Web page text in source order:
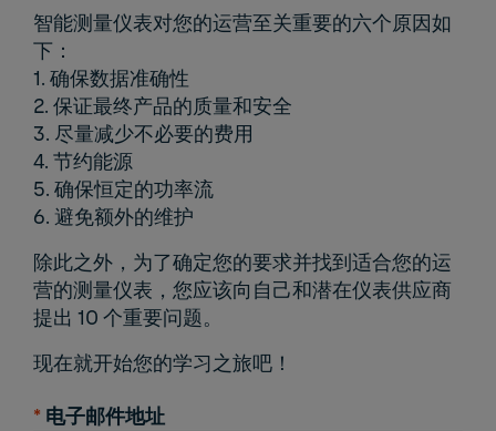
智能测量仪表对您的运营至关重要的六个原因如
下：
1. 确保数据准确性
2. 保证最终产品的质量和安全
3. 尽量减少不必要的费用
4. 节约能源
5. 确保恒定的功率流
6. 避免额外的维护
除此之外，为了确定您的要求并找到适合您的运
营的测量仪表，您应该向自己和潜在仪表供应商
提出 10 个重要问题。
现在就开始您的学习之旅吧！
* 电子邮件地址